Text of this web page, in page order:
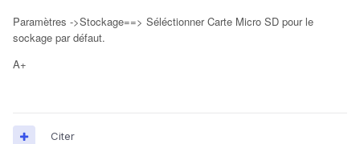
Paramètres ->Stockage==> Séléctionner Carte Micro SD pour le
sockage par défaut.
A+
Citer